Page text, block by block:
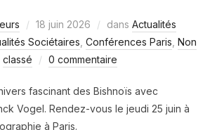
18 juin 2026 dans Actualités
Sociétaires Conférences Paris Non
classé
0 commentaire
fascinant des Bishnoïs avec
Vogel. Rendez-vous le jeudi 25 juin à
à Paris.